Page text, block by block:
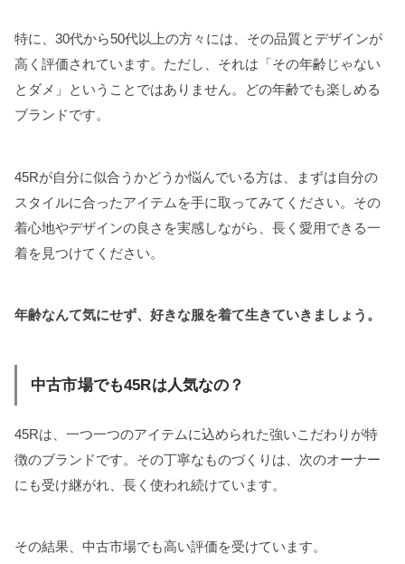
特に、30代から50代以上の方々には、その品質とデザインが
高く評価されています。ただし、それは「その年齢じゃない
とダメ」ということではありません。どの年齢でも楽しめる
ブランドです。
45Rが自分に似合うかどうか悩んでいる方は、まずは自分の
スタイルに合ったアイテムを手に取ってみてください。その
着心地やデザインの良さを実感しながら、長く愛用できる一
着を見つけてください。
年齢なんて気にせず、好きな服を着て生きていきましょう。
中古市場でも45Rは人気なの？
45Rは、一つ一つのアイテムに込められた強いこだわりが特
徴のブランドです。その丁寧なものづくりは、次のオーナー
にも受け継がれ、長く使われ続けています。
その結果、中古市場でも高い評価を受けています。